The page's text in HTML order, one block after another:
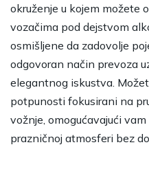
okruženje u kojem možete
vozačima pod dejstvom
osmišljene da zadovolje
odgovoran način prevoza
elegantnog iskustva.
potpunosti fokusirani na
vožnje, omogućavajući
prazničnoj atmosferi bez